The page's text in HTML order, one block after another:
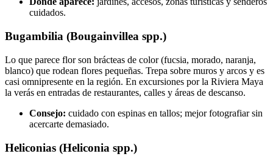
cuidados.
Bugambilia (Bougainvillea spp.)
Lo que parece flor son brácteas de color (fucsia, morado, naranja,
blanco) que rodean flores pequeñas. Trepa sobre muros y arcos y es
casi omnipresente en la región. En excursiones por la Riviera Maya
la verás en entradas de restaurantes, calles y áreas de descanso.
Consejo: cuidado con espinas en tallos; mejor fotografiar sin
acercarte demasiado.
Heliconias (Heliconia spp.)